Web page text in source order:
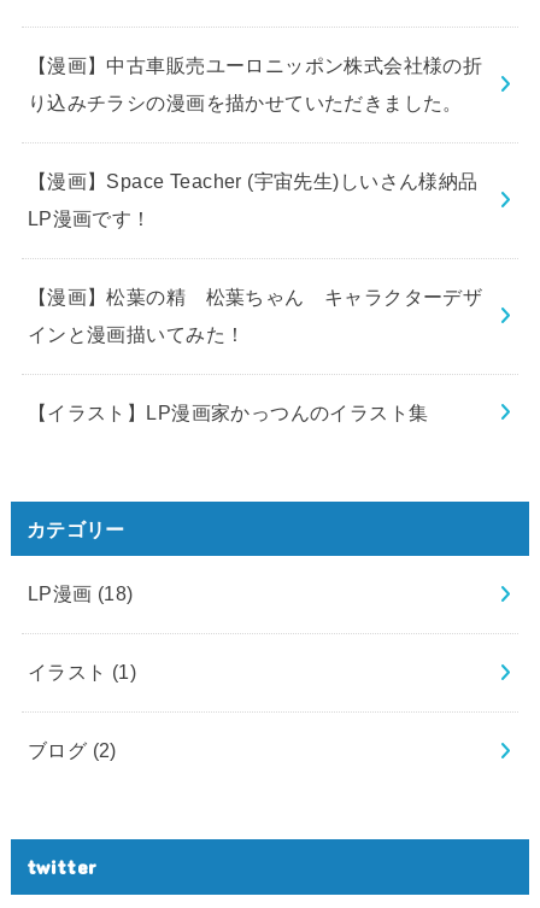
【漫画】中古車販売ユーロニッポン株式会社様の折
り込みチラシの漫画を描かせていただきました。
【漫画】Space Teacher (宇宙先生)しいさん様納品
LP漫画です！
【漫画】松葉の精 松葉ちゃん キャラクターデザ
インと漫画描いてみた！
【イラスト】LP漫画家かっつんのイラスト集
カテゴリー
LP漫画 (18)
イラスト (1)
ブログ (2)
twitter